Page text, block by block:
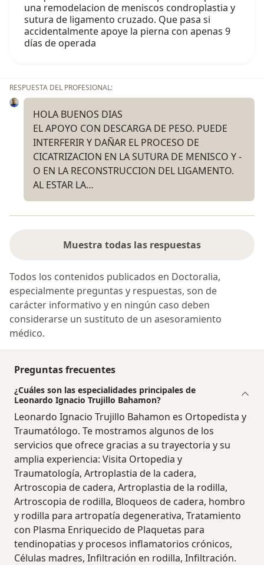
una remodelacion de meniscos condroplastia y
sutura de ligamento cruzado. Que pasa si
accidentalmente apoye la pierna con apenas 9
días de operada
RESPUESTA DEL PROFESIONAL:
HOLA BUENOS DIAS
EL APOYO CON DESCARGA DE PESO. PUEDE
INTERFERIR Y DAÑAR EL PROCESO DE
CICATRIZACION EN LA SUTURA DE MENISCO Y -
O EN LA RECONSTRUCCION DEL LIGAMENTO.
AL ESTAR LA…
Muestra todas las respuestas
Todos los contenidos publicados en Doctoralia,
especialmente preguntas y respuestas, son de
carácter informativo y en ningún caso deben
considerarse un sustituto de un asesoramiento
médico.
Preguntas frecuentes
¿Cuáles son las especialidades principales de
Leonardo Ignacio Trujillo Bahamon?
Leonardo Ignacio Trujillo Bahamon es Ortopedista y
Traumatólogo. Te mostramos algunos de los
servicios que ofrece gracias a su trayectoria y su
amplia experiencia: Visita Ortopedia y
Traumatología, Artroplastia de la cadera,
Artroscopia de cadera, Artroplastia de la rodilla,
Artroscopia de rodilla, Bloqueos de cadera, hombro
y rodilla para artropatía degenerativa, Tratamiento
con Plasma Enriquecido de Plaquetas para
tendinopatias y procesos inflamatorios crónicos,
Células madres, Infiltración en rodilla, Infiltración.